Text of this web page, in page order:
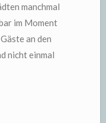
manchmal
im Moment
an den
nicht einmal